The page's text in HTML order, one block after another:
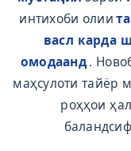
интихоби олии
васл карда
омодаанд.
маҳсулоти тайёр
роҳҳои